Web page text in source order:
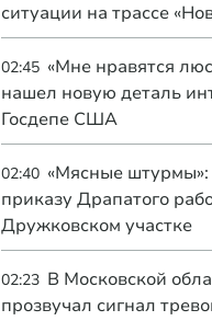
ситуации на трассе
02:45 «Мне нравятся
нашел новую деталь
Госдепе США
02:40 «Мясные
приказу Драпатого
Дружковском участке
02:23 В Московской
прозвучал сигнал